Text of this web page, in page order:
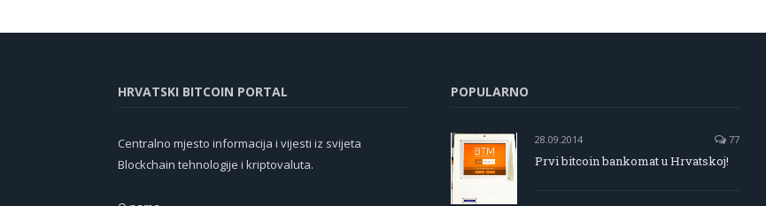
HRVATSKI BITCOIN PORTAL
Centralno mjesto informacija i vijesti iz svijeta
Blockchain tehnologije i kriptovaluta.
POPULARNO
28.09.2014 77
Prvi bitcoin bankomat u Hrvatskoj!